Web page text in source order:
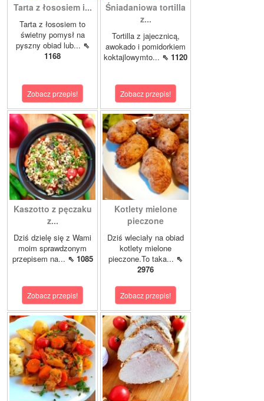
Tarta z łososiem i...
Tarta z łososiem to
świetny pomysł na
pyszny obiad lub... ⇖
1168
Zobacz przepis!
Śniadaniowa tortilla
z...
Tortilla z jajecznicą,
awokado i pomidorkiem
koktajlowymto... ⇖ 1120
Zobacz przepis!
Kaszotto z pęczaku
z...
Dziś dzielę się z Wami
moim sprawdzonym
przepisem na... ⇖ 1085
Zobacz przepis!
Kotlety mielone
pieczone
Dziś wleciały na obiad
kotlety mielone
pieczone.To taka... ⇖
2976
Zobacz przepis!